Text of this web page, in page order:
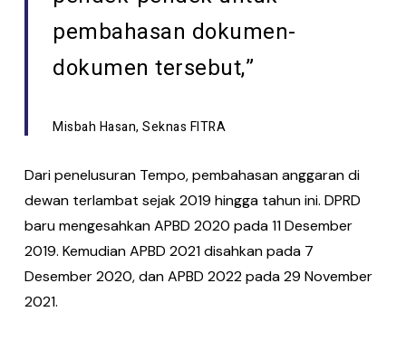
pembahasan dokumen-
dokumen tersebut,”
Misbah Hasan, Seknas FITRA
Dari penelusuran Tempo, pembahasan anggaran di
dewan terlambat sejak 2019 hingga tahun ini. DPRD
baru mengesahkan APBD 2020 pada 11 Desember
2019. Kemudian APBD 2021 disahkan pada 7
Desember 2020, dan APBD 2022 pada 29 November
2021.